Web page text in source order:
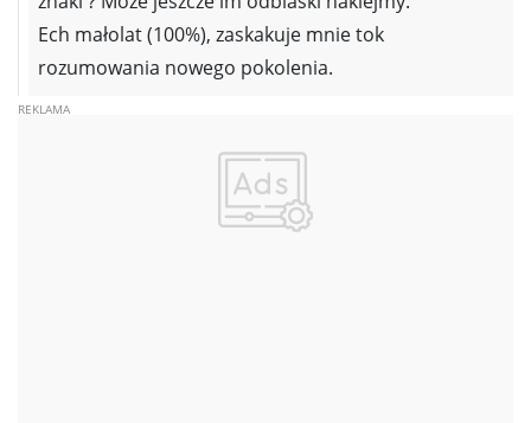
Ech małolat (100%), zaskakuje mnie tok
rozumowania nowego pokolenia.